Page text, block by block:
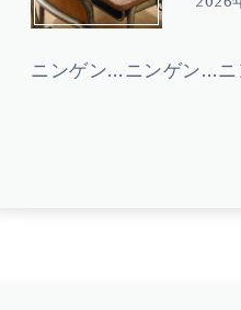
テ
シ
ー
ニンゲン…ニンゲン…